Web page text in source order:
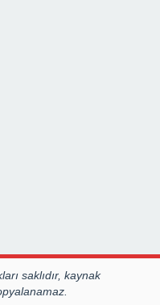
saklıdır, kaynak